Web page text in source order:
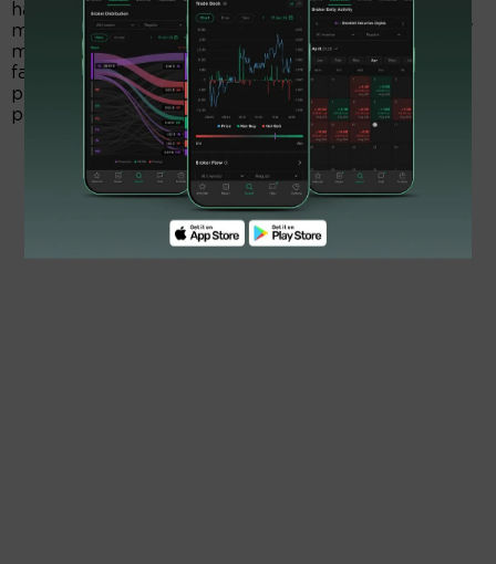
hasil dari pendapatan bunga Rp643,17 miliar,
melambung dari edisi sama 2022 sejumlah Rp265,97
miliar. Beban bunga Rp151,24 miliar, bengkak dari
fase sama 2022 senilai Rp48,73 miliar. Total
pendapatan lainnya Rp60,69 miliar, menukik dari
posisi sama tahun lalu Rp125,48 miliar.